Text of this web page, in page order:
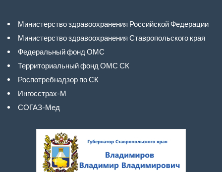
Министерство здравоохранения Российской Федерации
Министерство здравоохранения Ставропольского края
Федеральный фонд ОМС
Территориальный фонд ОМС СК
Роспотребнадзор по СК
Ингосстрах-М
СОГАЗ-Мед